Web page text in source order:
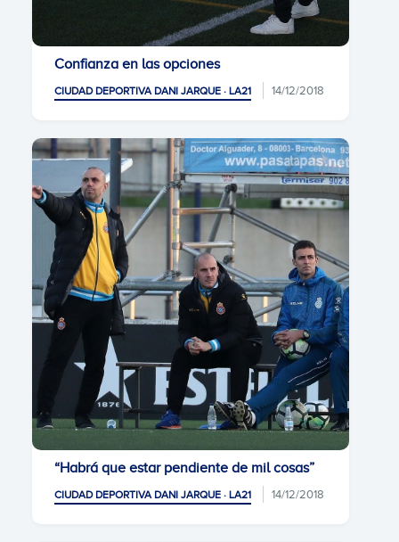
Confianza en las opciones
CIUDAD DEPORTIVA DANI JARQUE · LA21 14/12/2018
“Habrá que estar pendiente de mil cosas”
CIUDAD DEPORTIVA DANI JARQUE · LA21 14/12/2018